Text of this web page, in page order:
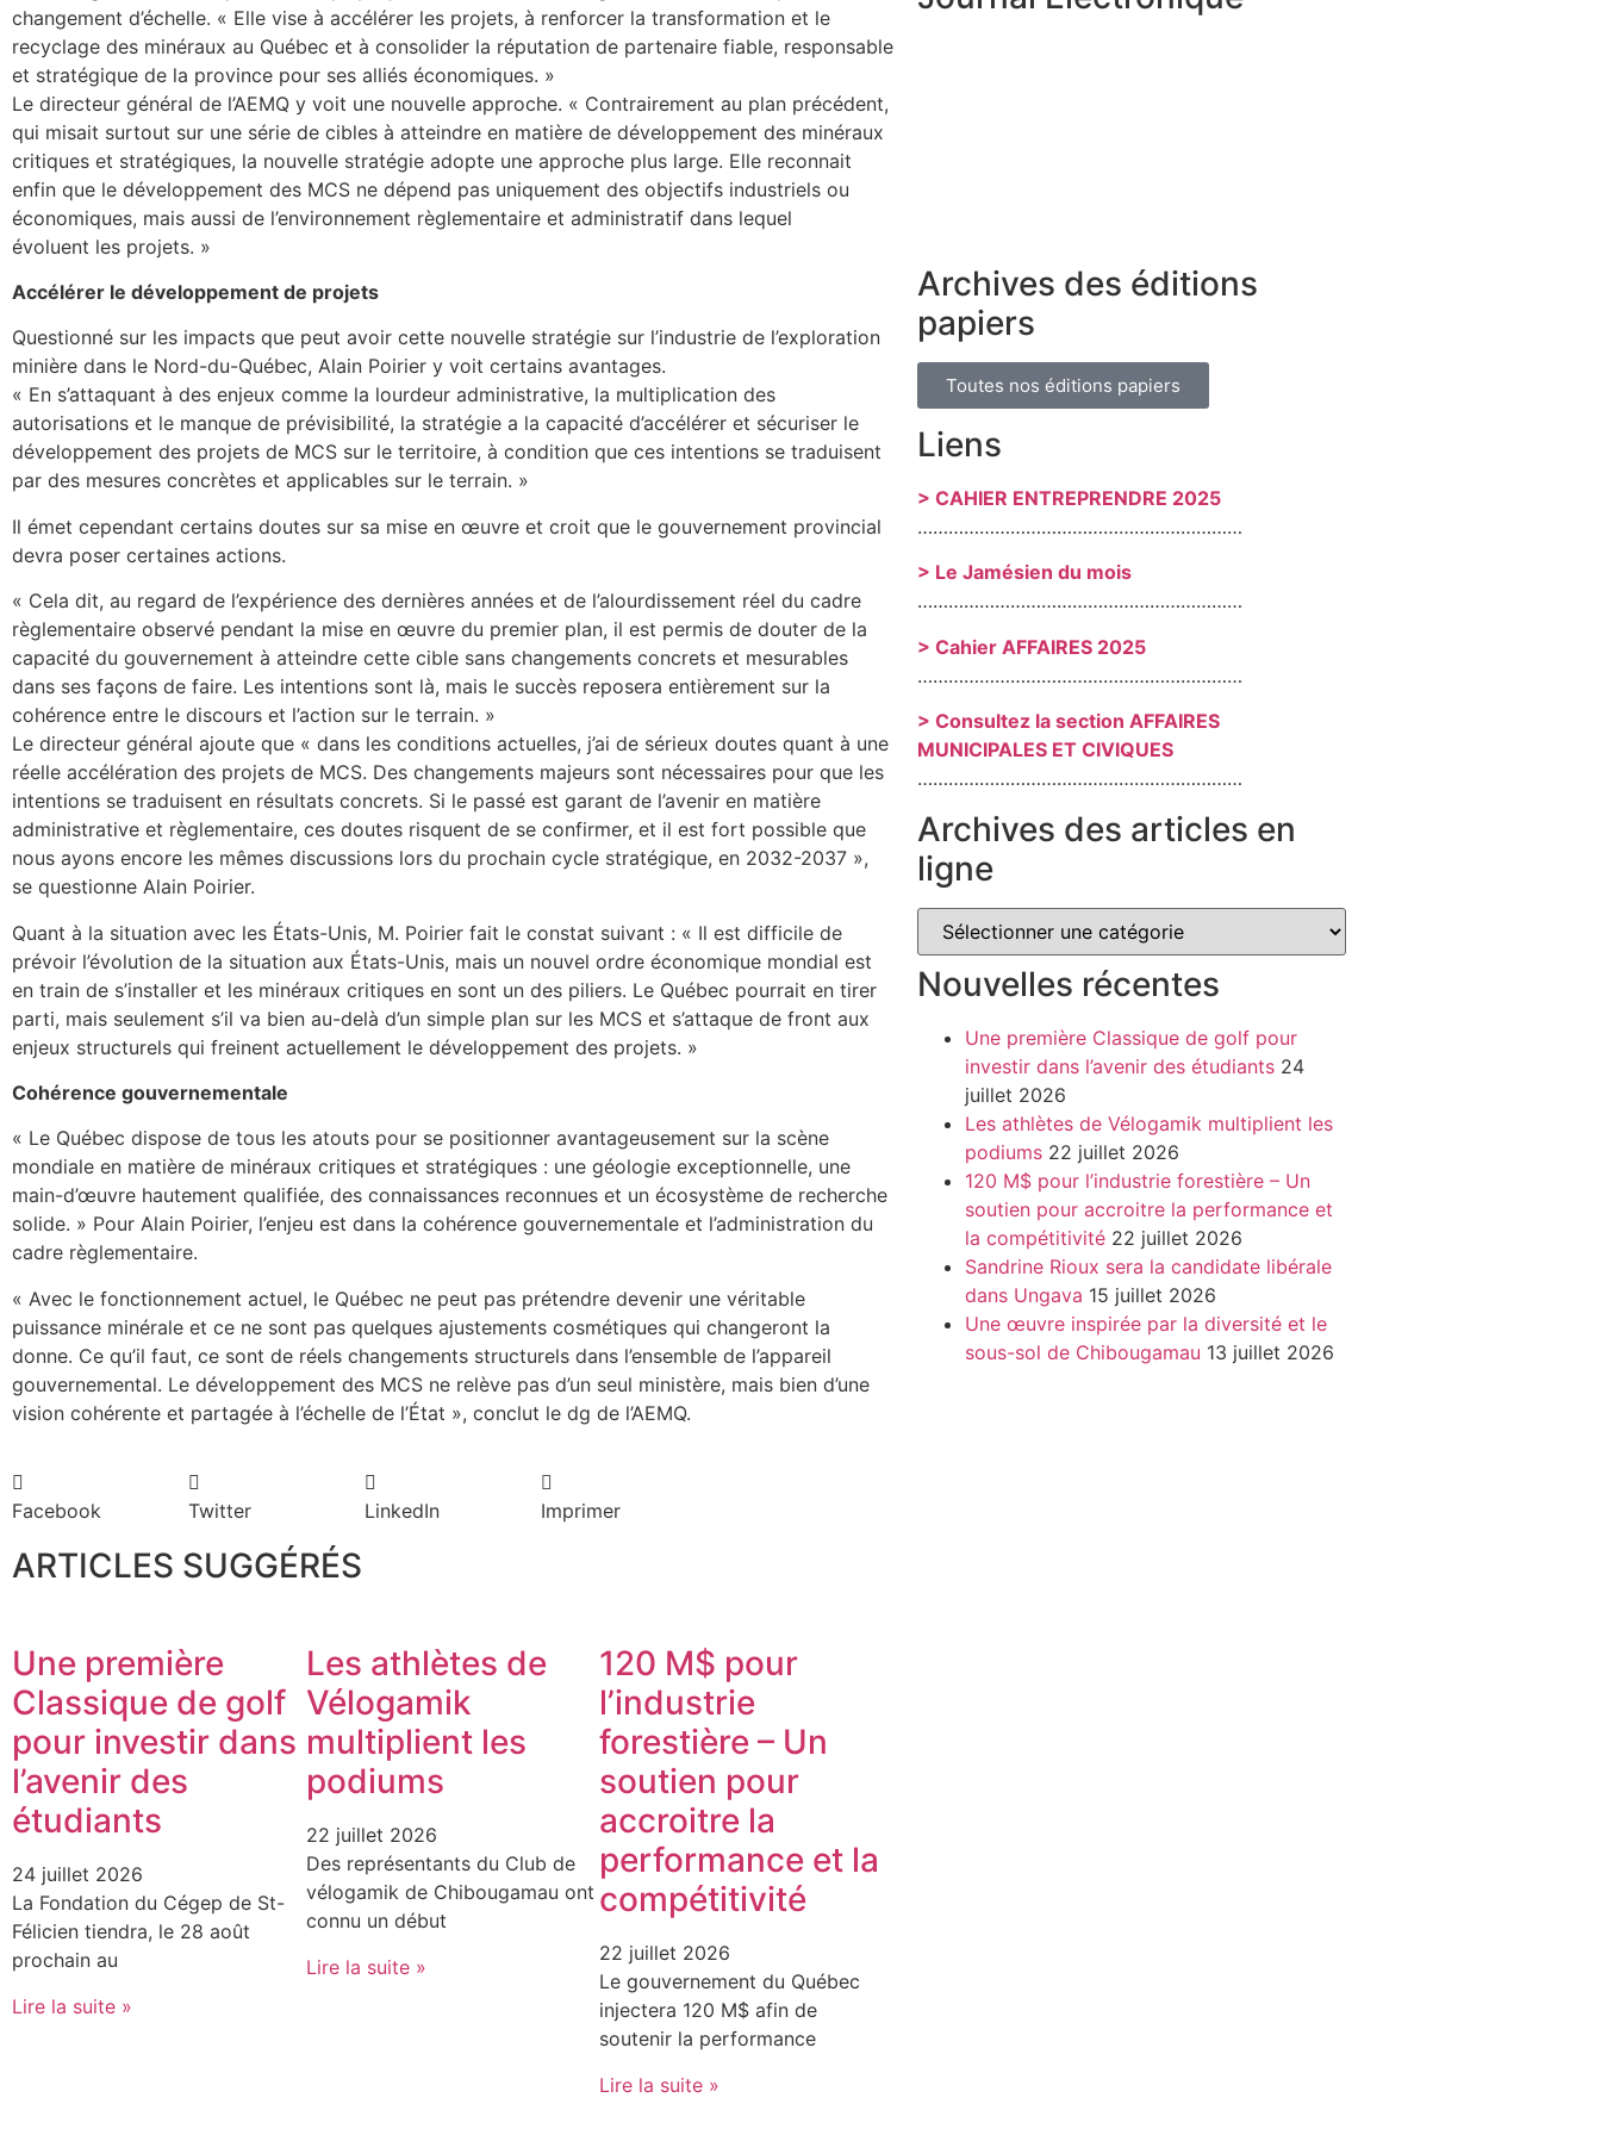
changement d’échelle. « Elle vise à accélérer les projets, à renforcer la transformation et le
recyclage des minéraux au Québec et à consolider la réputation de partenaire fiable, responsable
et stratégique de la province pour ses alliés économiques. »
Le directeur général de l’AEMQ y voit une nouvelle approche. « Contrairement au plan précédent,
qui misait surtout sur une série de cibles à atteindre en matière de développement des minéraux
critiques et stratégiques, la nouvelle stratégie adopte une approche plus large. Elle reconnait
enfin que le développement des MCS ne dépend pas uniquement des objectifs industriels ou
économiques, mais aussi de l’environnement règlementaire et administratif dans lequel
évoluent les projets. »
Accélérer le développement de projets
Questionné sur les impacts que peut avoir cette nouvelle stratégie sur l’industrie de l’exploration
minière dans le Nord-du-Québec, Alain Poirier y voit certains avantages.
« En s’attaquant à des enjeux comme la lourdeur administrative, la multiplication des
autorisations et le manque de prévisibilité, la stratégie a la capacité d’accélérer et sécuriser le
développement des projets de MCS sur le territoire, à condition que ces intentions se traduisent
par des mesures concrètes et applicables sur le terrain. »
Il émet cependant certains doutes sur sa mise en œuvre et croit que le gouvernement provincial
devra poser certaines actions.
« Cela dit, au regard de l’expérience des dernières années et de l’alourdissement réel du cadre
règlementaire observé pendant la mise en œuvre du premier plan, il est permis de douter de la
capacité du gouvernement à atteindre cette cible sans changements concrets et mesurables
dans ses façons de faire. Les intentions sont là, mais le succès reposera entièrement sur la
cohérence entre le discours et l’action sur le terrain. »
Le directeur général ajoute que « dans les conditions actuelles, j’ai de sérieux doutes quant à une
réelle accélération des projets de MCS. Des changements majeurs sont nécessaires pour que les
intentions se traduisent en résultats concrets. Si le passé est garant de l’avenir en matière
administrative et règlementaire, ces doutes risquent de se confirmer, et il est fort possible que
nous ayons encore les mêmes discussions lors du prochain cycle stratégique, en 2032-2037 »,
se questionne Alain Poirier.
Quant à la situation avec les États-Unis, M. Poirier fait le constat suivant : « Il est difficile de
prévoir l’évolution de la situation aux États-Unis, mais un nouvel ordre économique mondial est
en train de s’installer et les minéraux critiques en sont un des piliers. Le Québec pourrait en tirer
parti, mais seulement s’il va bien au-delà d’un simple plan sur les MCS et s’attaque de front aux
enjeux structurels qui freinent actuellement le développement des projets. »
Cohérence gouvernementale
« Le Québec dispose de tous les atouts pour se positionner avantageusement sur la scène
mondiale en matière de minéraux critiques et stratégiques : une géologie exceptionnelle, une
main-d’œuvre hautement qualifiée, des connaissances reconnues et un écosystème de recherche
solide. » Pour Alain Poirier, l’enjeu est dans la cohérence gouvernementale et l’administration du
cadre règlementaire.
« Avec le fonctionnement actuel, le Québec ne peut pas prétendre devenir une véritable
puissance minérale et ce ne sont pas quelques ajustements cosmétiques qui changeront la
donne. Ce qu’il faut, ce sont de réels changements structurels dans l’ensemble de l’appareil
gouvernemental. Le développement des MCS ne relève pas d’un seul ministère, mais bien d’une
vision cohérente et partagée à l’échelle de l’État », conclut le dg de l’AEMQ.
Facebook Twitter LinkedIn Imprimer
ARTICLES SUGGÉRÉS
Une première
Classique de golf
pour investir dans
l’avenir des
étudiants
24 juillet 2026
La Fondation du Cégep de St-
Félicien tiendra, le 28 août
prochain au
Lire la suite »
Les athlètes de
Vélogamik
multiplient les
podiums
22 juillet 2026
Des représentants du Club de
vélogamik de Chibougamau ont
connu un début
Lire la suite »
120 M$ pour
l’industrie
forestière – Un
soutien pour
accroitre la
performance et la
compétitivité
22 juillet 2026
Le gouvernement du Québec
injectera 120 M$ afin de
soutenir la performance
Lire la suite »
Archives des éditions
papiers
Toutes nos éditions papiers
Liens
> CAHIER ENTREPRENDRE 2025
………………………………………………………
> Le Jamésien du mois
………………………………………………………
> Cahier AFFAIRES 2025
………………………………………………………
> Consultez la section AFFAIRES
MUNICIPALES ET CIVIQUES
………………………………………………………
Archives des articles en
ligne
Nouvelles récentes
Une première Classique de golf pour
investir dans l’avenir des étudiants 24
juillet 2026
Les athlètes de Vélogamik multiplient les
podiums 22 juillet 2026
120 M$ pour l’industrie forestière – Un
soutien pour accroitre la performance et
la compétitivité 22 juillet 2026
Sandrine Rioux sera la candidate libérale
dans Ungava 15 juillet 2026
Une œuvre inspirée par la diversité et le
sous-sol de Chibougamau 13 juillet 2026